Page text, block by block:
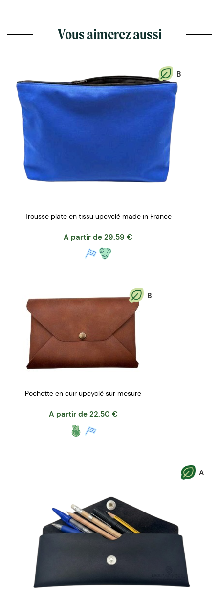
Vous aimerez aussi
B
Trousse plate en tissu upcyclé made in France
A partir de 29.59 €
B
Pochette en cuir upcyclé sur mesure
A partir de 22.50 €
A